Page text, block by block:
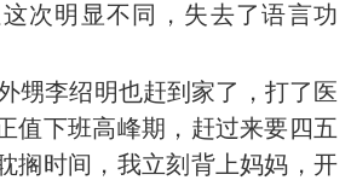
次明显不同，失去了语言功
甥李绍明也赶到家了，打了医
值下班高峰期，赶过来要四五
搁时间，我立刻背上妈妈，开